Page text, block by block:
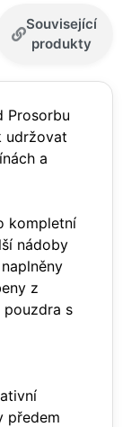
Související
produkty
Prosorbu
udržovat
a
kompletní
nádoby
z
s
předem